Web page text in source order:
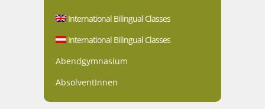
International Bilingual Classes
International Bilingual Classes
Abendgymnasium
AbsolventInnen